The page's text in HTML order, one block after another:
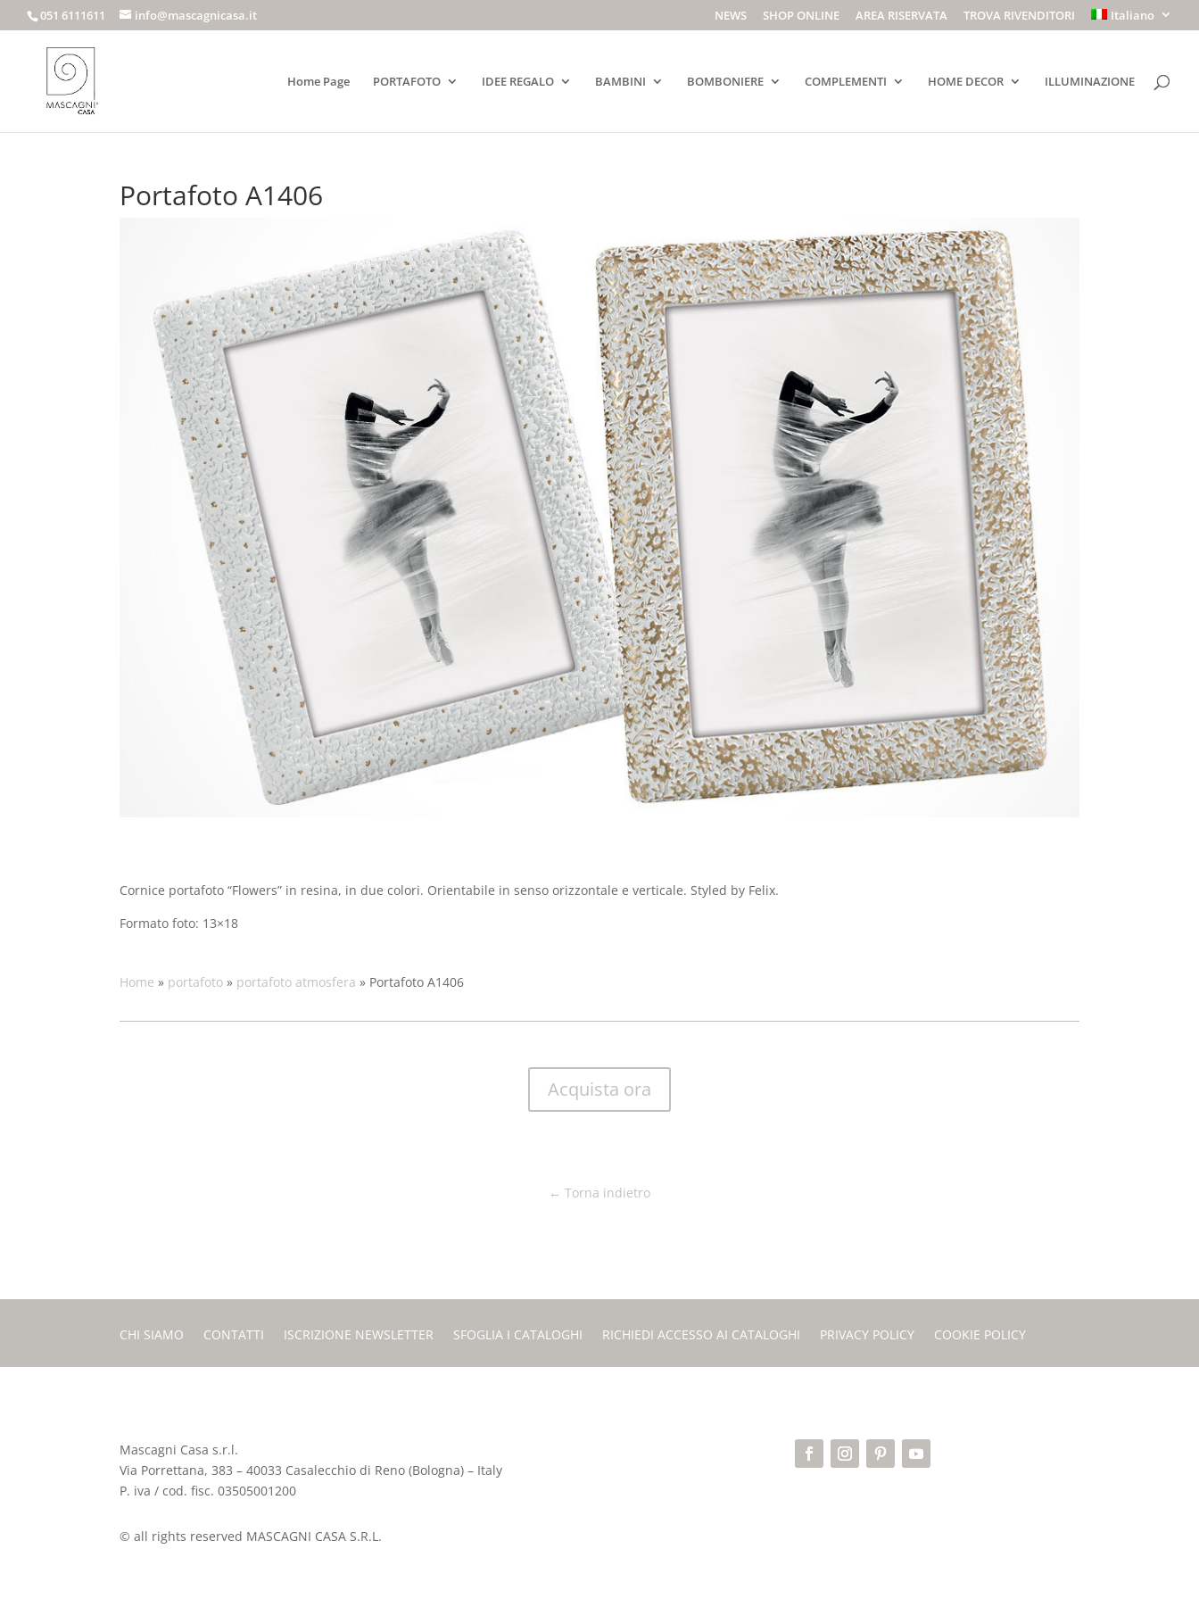
051 6111611 info@mascagnicasa.it NEWS SHOP ONLINE AREA RISERVATA TROVA RIVENDITORI Italiano
Home Page PORTAFOTO IDEE REGALO BAMBINI BOMBONIERE COMPLEMENTI HOME DECOR ILLUMINAZIONE
Portafoto A1406
Cornice portafoto “Flowers” in resina, in due colori. Orientabile in senso orizzontale e verticale. Styled by Felix.
Formato foto: 13×18
Home » portafoto » portafoto atmosfera » Portafoto A1406
Acquista ora
← Torna indietro
CHI SIAMO CONTATTI ISCRIZIONE NEWSLETTER SFOGLIA I CATALOGHI RICHIEDI ACCESSO AI CATALOGHI PRIVACY POLICY COOKIE POLICY
Mascagni Casa s.r.l.
Via Porrettana, 383 – 40033 Casalecchio di Reno (Bologna) – Italy
P. iva / cod. fisc. 03505001200
© all rights reserved MASCAGNI CASA S.R.L.